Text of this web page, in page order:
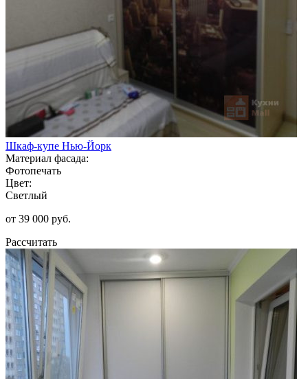
Шкаф-купе Нью-Йорк
Материал фасада:
Фотопечать
Цвет:
Светлый
от 39 000 руб.
Рассчитать